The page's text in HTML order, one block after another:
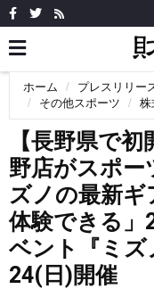
ホーム プレスリリー
その他スポーツ
株
【長野県で
野店がスポー
ズノの最新ギ
体験できる」
ベント『ミズ
24(日)開催